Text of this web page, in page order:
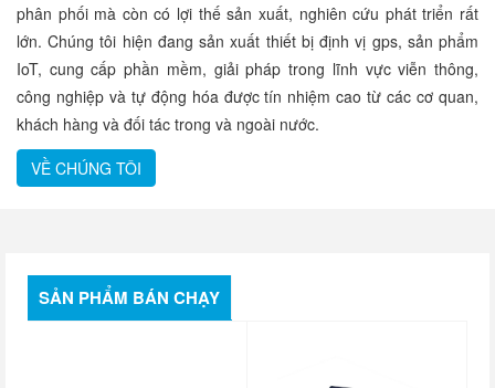
phân phối mà còn có lợi thế sản xuất, nghiên cứu phát triển rất
lớn. Chúng tôi hiện đang sản xuất thiết bị định vị gps, sản phẩm
IoT, cung cấp phần mềm, giải pháp trong lĩnh vực viễn thông,
công nghiệp và tự động hóa được tín nhiệm cao từ các cơ quan,
khách hàng và đối tác trong và ngoài nước.
VỀ CHÚNG TÔI
SẢN PHẨM BÁN CHẠY